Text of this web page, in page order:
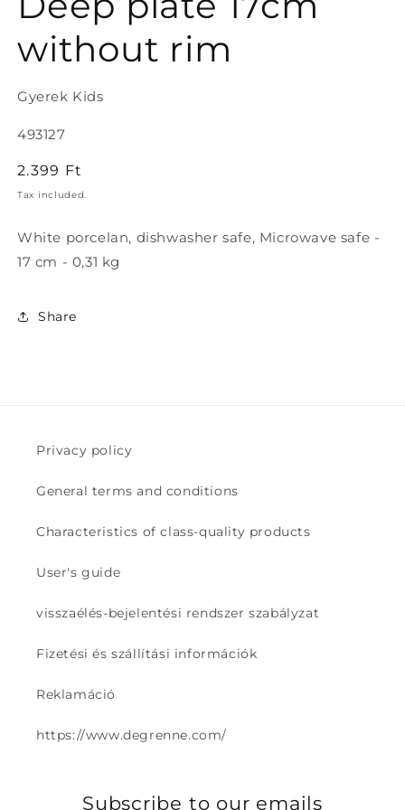
in
without rim
Gyerek Kids
SKU:
493127
Regular
price
2.399 Ft
Tax included.
White porcelan, dishwasher safe, Microwave safe -
17 cm - 0,31 kg
Share
Privacy policy
General terms and conditions
Characteristics of class-quality products
User's guide
visszaélés-bejelentési rendszer szabályzat
Fizetési és szállítási információk
Reklamáció
https://www.degrenne.com/
Subscribe to our emails